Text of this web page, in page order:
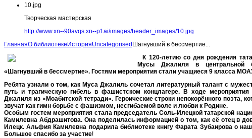
10.jpg
Творческая мастерская
http://www.xn--90avqs.xn--p1ai/images/header_images/10.jpg
ГлавнаяО библиотеке ИсторияUncategorised Шагнувший в бессмертие...
К 120-летию со дня рождения
Мусы Джалиля в центральной
«Шагнувший в бессмертие». Гостями мероприятия стали учащиеся 9 класса
Ребята узнали о том, как Муса Джалиль сочетал литературный талант с
путь и трагическую гибель в фашистском концлагере.
В ходе мероприятия
Джалиля из «Моабитской тетради». Героические строки непокорённого поэта,
звучат как гимн борьбе с фашизмом, несгибаемой воле и любви к Родине.
Особым гостем мероприятия стала председатель Соль-Илецкой татарской
Камилевна Абдрашитова. Она поделилась информацией о том, как её отец в
Илецк. Альфия Камилевна подарила библиотеке книгу Фарата Зубаирова о
Большое спасибо за участие!